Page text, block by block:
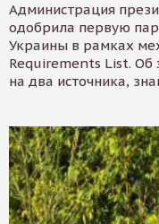
Администрация
одобрила первую
Украины в рамках
Requirements List. Об
на два источника,